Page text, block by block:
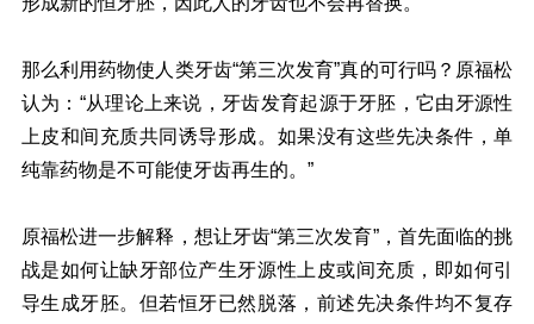
那么利用药物使人类牙齿“第三次发育”真的可行吗？原福松
认为：“从理论上来说，牙齿发育起源于牙胚，它由牙源性
上皮和间充质共同诱导形成。如果没有这些先决条件，单
纯靠药物是不可能使牙齿再生的。”
原福松进一步解释，想让牙齿“第三次发育”，首先面临的挑
战是如何让缺牙部位产生牙源性上皮或间充质，即如何引
导生成牙胚。但若恒牙已然脱落，前述先决条件均不复存